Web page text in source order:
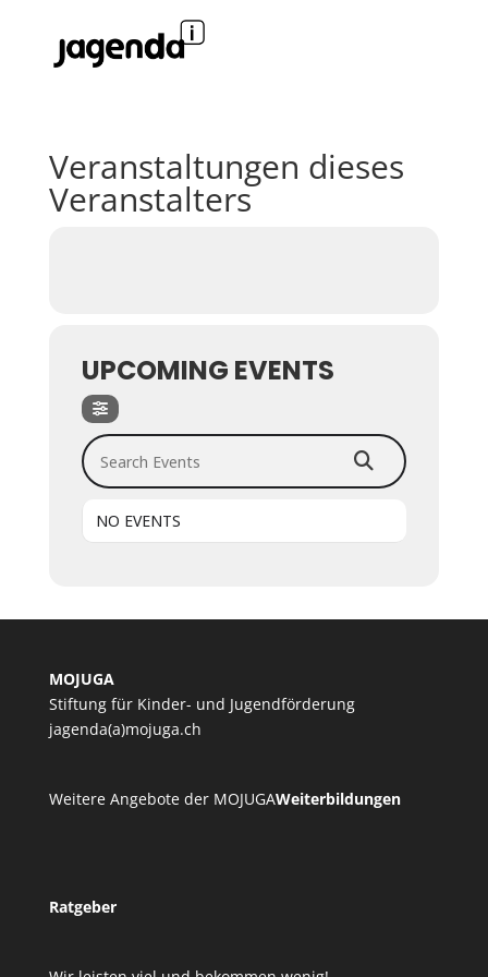
Veranstaltungen dieses
Veranstalters
UPCOMING EVENTS
Search Events
NO EVENTS
MOJUGA
Stiftung für Kinder- und Jugendförderung
jagenda(a)mojuga.ch
Weitere Angebote der MOJUGAWeiterbildungen
Ratgeber